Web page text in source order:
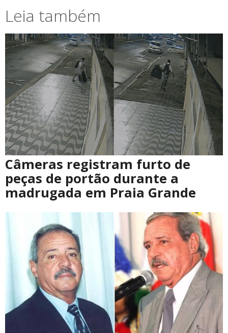
Leia também
Câmeras registram furto de
peças de portão durante a
madrugada em Praia Grande